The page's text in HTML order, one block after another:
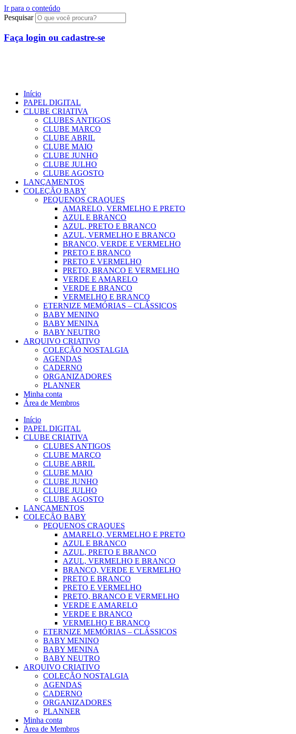
Ir para o conteúdo
Pesquisar
Faça login ou cadastre-se
Início
PAPEL DIGITAL
CLUBE CRIATIVA
CLUBES ANTIGOS
CLUBE MARÇO
CLUBE ABRIL
CLUBE MAIO
CLUBE JUNHO
CLUBE JULHO
CLUBE AGOSTO
LANÇAMENTOS
COLEÇÃO BABY
PEQUENOS CRAQUES
AMARELO, VERMELHO E PRETO
AZUL E BRANCO
AZUL, PRETO E BRANCO
AZUL, VERMELHO E BRANCO
BRANCO, VERDE E VERMELHO
PRETO E BRANCO
PRETO E VERMELHO
PRETO, BRANCO E VERMELHO
VERDE E AMARELO
VERDE E BRANCO
VERMELHO E BRANCO
ETERNIZE MEMÓRIAS – CLÁSSICOS
BABY MENINO
BABY MENINA
BABY NEUTRO
ARQUIVO CRIATIVO
COLEÇÃO NOSTALGIA
AGENDAS
CADERNO
ORGANIZADORES
PLANNER
Minha conta
Área de Membros
Início
PAPEL DIGITAL
CLUBE CRIATIVA
CLUBES ANTIGOS
CLUBE MARÇO
CLUBE ABRIL
CLUBE MAIO
CLUBE JUNHO
CLUBE JULHO
CLUBE AGOSTO
LANÇAMENTOS
COLEÇÃO BABY
PEQUENOS CRAQUES
AMARELO, VERMELHO E PRETO
AZUL E BRANCO
AZUL, PRETO E BRANCO
AZUL, VERMELHO E BRANCO
BRANCO, VERDE E VERMELHO
PRETO E BRANCO
PRETO E VERMELHO
PRETO, BRANCO E VERMELHO
VERDE E AMARELO
VERDE E BRANCO
VERMELHO E BRANCO
ETERNIZE MEMÓRIAS – CLÁSSICOS
BABY MENINO
BABY MENINA
BABY NEUTRO
ARQUIVO CRIATIVO
COLEÇÃO NOSTALGIA
AGENDAS
CADERNO
ORGANIZADORES
PLANNER
Minha conta
Área de Membros